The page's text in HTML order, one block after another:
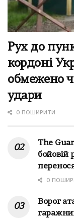
Рух до
кордоні
обмежено
удари
0 ПОШИРИТИ
The
бойовій
0
Ворог